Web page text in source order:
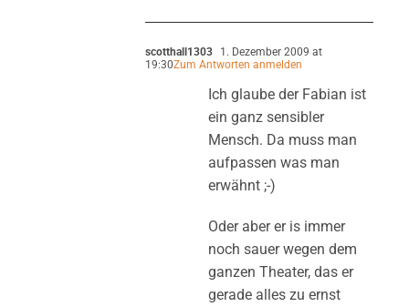
scotthall1303
1. Dezember 2009 at
19:30Zum Antworten anmelden
Ich glaube der Fabian ist
ein ganz sensibler
Mensch. Da muss man
aufpassen was man
erwähnt ;-)
Oder aber er is immer
noch sauer wegen dem
ganzen Theater, das er
gerade alles zu ernst